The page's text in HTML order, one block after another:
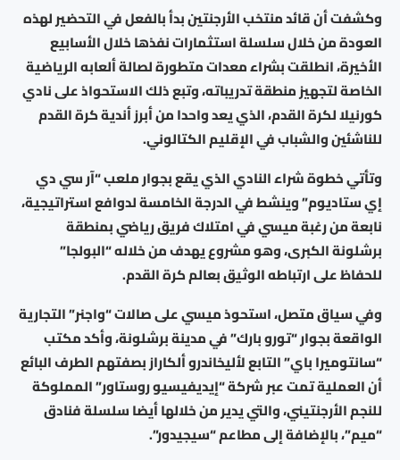
وكشفت أن قائد منتخب الأرجنتين بدأ بالفعل في التحضير لهذه
العودة من خلال سلسلة استثمارات نفذها خلال الأسابيع
الأخيرة، انطلقت بشراء معدات متطورة لصالة ألعابه الرياضية
الخاصة لتجهيز منطقة تدريباته، وتبع ذلك الاستحواذ على نادي
كورنيلا لكرة القدم، الذي يعد واحدا من أبرز أندية كرة القدم
للناشئين والشباب في الإقليم الكتالوني.
وتأتي خطوة شراء النادي الذي يقع بجوار ملعب “آر سي دي
إي ستاديوم” وينشط في الدرجة الخامسة لدوافع استراتيجية،
نابعة من رغبة ميسي في امتلاك فريق رياضي بمنطقة
برشلونة الكبرى، وهو مشروع يهدف من خلاله “البولجا”
للحفاظ على ارتباطه الوثيق بعالم كرة القدم.
وفي سياق متصل، استحوذ ميسي على صالات “واجنر” التجارية
الواقعة بجوار “تورو بارك” في مدينة برشلونة، وأكد مكتب
“سانتوميرا باي” التابع لأليخاندرو ألكاراز بصفتهم الطرف البائع
أن العملية تمت عبر شركة “إيديفيسيو روستاور” المملوكة
للنجم الأرجنتيني، والتي يدير من خلالها أيضا سلسلة فنادق
“ميم”، بالإضافة إلى مطاعم “سيجيدور”.